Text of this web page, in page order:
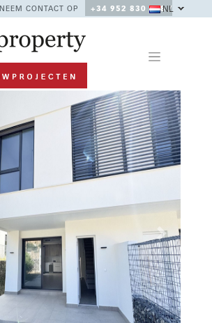
NEEM CONTACT OP
+34 952 830 378 /
NL
Next